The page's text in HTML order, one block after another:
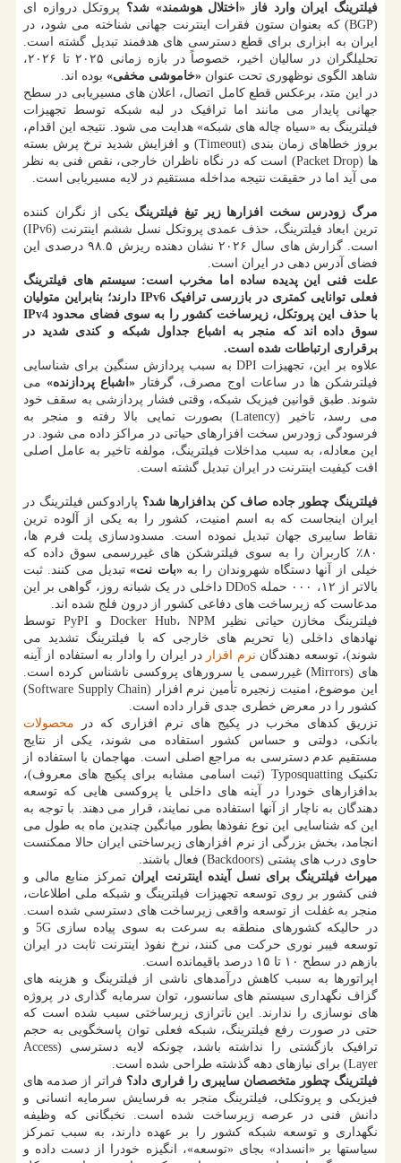
فیلترینگ ایران وارد فاز «اختلال هوشمند» شد؟ پروتکل دروازه ای
(BGP) که بعنوان ستون فقرات اینترنت جهانی شناخته می شود، در
ایران به ابزاری برای قطع دسترسی های هدفمند تبدیل گشته است.
تحلیلگران در سالیان اخیر، خصوصاً در بازه زمانی ۲۰۲۵ تا ۲۰۲۶،
شاهد الگوی نوظهوری تحت عنوان «خاموشی مخفی» بوده اند.
در این متد، برعکس قطع کامل اتصال، اعلان های مسیریابی در سطح
جهانی پایدار می مانند اما ترافیک در لبه شبکه توسط تجهیزات
فیلترینگ به «سیاه چاله های شبکه» هدایت می شود. نتیجه این اقدام،
بروز خطاهای زمان بندی (Timeout) و افزایش شدید نرخ پرش بسته
ها (Packet Drop) است که در نگاه ناظران خارجی، نقص فنی به نظر
می آید اما در حقیقت نتیجه مداخله مستقیم در لایه مسیریابی است.
مرگ زودرس سخت افزارها زیر تیغ فیلترینگ یکی از نگران کننده
ترین ابعاد فیلترینگ، حذف عمدی پروتکل نسل ششم اینترنت (IPv6)
است. گزارش های سال ۲۰۲۶ نشان دهنده ریزش ۹۸.۵ درصدی این
فضای آدرس دهی در ایران است.
علت فنی این پدیده ساده اما مخرب است: سیستم های فیلترینگ
فعلی توانایی کمتری در بازرسی ترافیک IPv6 دارند؛ بنابراین متولیان
با حذف این پروتکل، زیرساخت کشور را به سوی فضای محدود IPv4
سوق داده اند که منجر به اشباع جداول شبکه و کندی شدید در
برقراری ارتباطات شده است.
علاوه بر این، تجهیزات DPI به سبب پردازش سنگین برای شناسایی
فیلترشکن ها در ساعات اوج مصرف، گرفتار «اشباع پردازنده» می
شوند. طبق قوانین فیزیک شبکه، وقتی فشار پردازشی به سقف خود
می رسد، تاخیر (Latency) بصورت نمایی بالا رفته و منجر به
فرسودگی زودرس سخت افزارهای حیاتی در مراکز داده می شود. در
این معادله، به سبب مداخلات فیلترینگ، مولفه تاخیر به عامل اصلی
افت کیفیت اینترنت در ایران تبدیل گشته است.
فیلترینگ چطور جاده صاف کن بدافزارها شد؟ پارادوکس فیلترینگ در
ایران اینجاست که به اسم امنیت، کشور را به یکی از آلوده ترین
نقاط سایبری جهان تبدیل نموده است. مسدودسازی پلت فرم ها،
۸۰٪ کاربران را به سوی فیلترشکن های غیررسمی سوق داده که
خیلی از آنها دستگاه شهروندان را به«بات نت»تبدیل می کنند. ثبت
بالاتر از ۱۲، ۰۰۰ حمله DDoS داخلی در یک شبانه روز، گواهی بر این
مدعاست که زیرساخت های دفاعی کشور از درون فلج شده اند.
فیلترینگ مخازن حیاتی نظیر Docker Hub، NPM و PyPI توسط
نهادهای داخلی (یا تحریم های خارجی که با فیلترینگ تشدید می
شوند)، توسعه دهندگان نرم افزار در ایران را وادار به استفاده از آینه
های (Mirrors) غیررسمی یا سرورهای پروکسی ناشناس کرده است.
این موضوع، امنیت زنجیره تأمین نرم افزار (Software Supply Chain)
کشور را در معرض خطری جدی قرار داده است.
تزریق کدهای مخرب در پکیج های نرم افزاری که در محصولات
بانکی، دولتی و حساس کشور استفاده می شوند، یکی از نتایج
مستقیم عدم دسترسی به مراجع اصلی است. مهاجمان با استفاده از
تکنیک Typosquatting (ثبت اسامی مشابه برای پکیج های معروف)،
بدافزارهای خودرا در آینه های داخلی یا پروکسی هایی که توسعه
دهندگان به ناچار از آنها استفاده می نمایند، قرار می دهند. با توجه به
این که شناسایی این نوع نفوذها بطور میانگین چندین ماه به طول می
انجامد، بخش بزرگی از نرم افزارهای زیرساختی ایران حالا ممکنست
حاوی درب های پشتی (Backdoors) فعال باشند.
میراث فیلترینگ برای نسل آینده اینترنت ایران تمرکز منابع مالی و
فنی کشور بر روی توسعه تجهیزات فیلترینگ و شبکه ملی اطلاعات،
منجر به غفلت از توسعه واقعی زیرساخت های دسترسی شده است.
در حالیکه کشورهای منطقه به سرعت به سوی پیاده سازی 5G و
توسعه فیبر نوری حرکت می کنند، نرخ نفوذ اینترنت ثابت در ایران
بازهم در سطح ۱۰ تا ۱۵ درصد باقیمانده است.
اپراتورها به سبب کاهش درآمدهای ناشی از فیلترینگ و هزینه های
گزاف نگهداری سیستم های سانسور، توان سرمایه گذاری در پروژه
های نوسازی را ندارند. این ناترازی زیرساختی سبب شده است که
حتی در صورت رفع فیلترینگ، شبکه فعلی توان پاسخگویی به حجم
ترافیک بازگشتی را نداشته باشد، چونکه لایه دسترسی (Access
Layer) برای نیازهای دهه گذشته طراحی شده است.
فیلترینگ چطور متخصصان سایبری را فراری داد؟ فراتر از صدمه های
فیزیکی و پروتکلی، فیلترینگ منجر به فرسایش سرمایه انسانی و
دانش فنی در عرصه زیرساخت شده است. نخبگانی که وظیفه
نگهداری و توسعه شبکه کشور را بر عهده دارند، به سبب تمرکز
سیاستها بر «انسداد» بجای «توسعه»، انگیزه خودرا از دست داده و